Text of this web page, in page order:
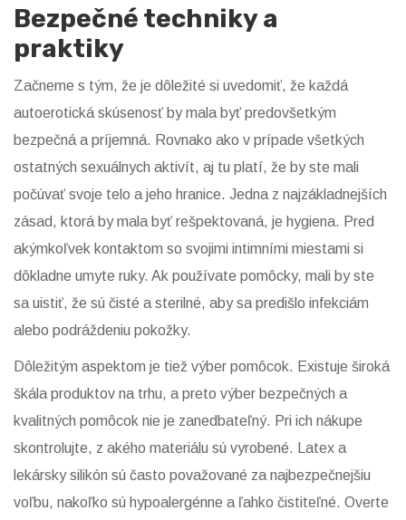
Bezpečné techniky a
praktiky
Začneme s tým, že je dôležité si uvedomiť, že každá
autoerotická skúsenosť by mala byť predovšetkým
bezpečná a príjemná. Rovnako ako v prípade všetkých
ostatných sexuálnych aktivít, aj tu platí, že by ste mali
počúvať svoje telo a jeho hranice. Jedna z najzákladnejších
zásad, ktorá by mala byť rešpektovaná, je hygiena. Pred
akýmkoľvek kontaktom so svojimi intimními miestami si
dôkladne umyte ruky. Ak používate pomôcky, mali by ste
sa uistiť, že sú čisté a sterilné, aby sa predišlo infekciám
alebo podráždeniu pokožky.
Dôležitým aspektom je tiež výber pomôcok. Existuje široká
škála produktov na trhu, a preto výber bezpečných a
kvalitných pomôcok nie je zanedbateľný. Pri ich nákupe
skontrolujte, z akého materiálu sú vyrobené. Latex a
lekársky silikón sú často považované za najbezpečnejšiu
voľbu, nakoľko sú hypoalergénne a ľahko čistiteľné. Overte